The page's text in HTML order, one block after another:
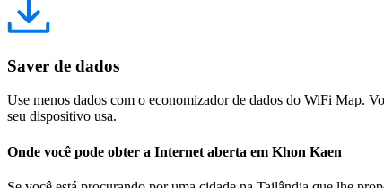
Saver de dados
Use menos dados com o economizador de dados do WiFi Map.
seu dispositivo usa.
Onde você pode obter a Internet aberta em Khon Kaen